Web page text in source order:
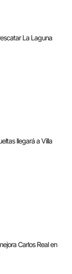
La Laguna
llegará a Villa
Carlos Real en